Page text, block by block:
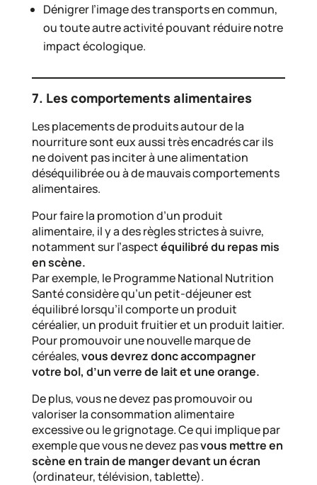
Dénigrer l’image des transports en commun,
ou toute autre activité pouvant réduire notre
impact écologique.
7. Les comportements alimentaires
Les placements de produits autour de la
nourriture sont eux aussi très encadrés car ils
ne doivent pas inciter à une alimentation
déséquilibrée ou à de mauvais comportements
alimentaires.
Pour faire la promotion d’un produit
alimentaire, il y a des règles strictes à suivre,
notamment sur l’aspectéquilibré du repas mis
en scène.
Par exemple, le Programme National Nutrition
Santé considère qu’un petit-déjeuner est
équilibré lorsqu’il comporte un produit
céréalier, un produit fruitier et un produit laitier.
Pour promouvoir une nouvelle marque de
céréales,vous devrez donc accompagner
votre bol, d’un verre de lait et une orange.
De plus, vous ne devez pas promouvoir ou
valoriser la consommation alimentaire
excessive ou le grignotage. Ce qui implique par
exemple que vous ne devez pasvous mettre en
scène en train de manger devant un écran
(ordinateur, télévision, tablette).